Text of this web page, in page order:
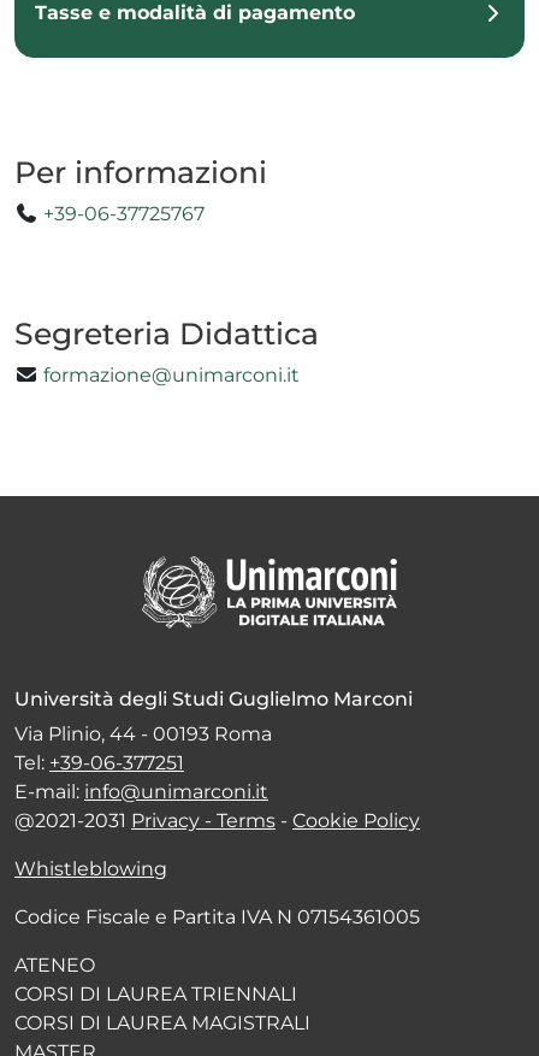
Tasse e modalità di pagamento
Per informazioni
+39-06-37725767
Segreteria Didattica
formazione@unimarconi.it
Università degli Studi Guglielmo Marconi
Via Plinio, 44 - 00193 Roma
Tel: +39-06-377251
E-mail: info@unimarconi.it
@2021-2031 Privacy - Terms - Cookie Policy
Whistleblowing
Codice Fiscale e Partita IVA N 07154361005
ATENEO
CORSI DI LAUREA TRIENNALI
CORSI DI LAUREA MAGISTRALI